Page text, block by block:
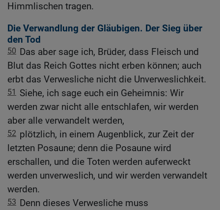
Himmlischen tragen.
Die Verwandlung der Gläubigen. Der Sieg über
den Tod
50 Das aber sage ich, Brüder, dass Fleisch und
Blut das Reich Gottes nicht erben können; auch
erbt das Verwesliche nicht die Unverweslichkeit.
51 Siehe, ich sage euch ein Geheimnis: Wir
werden zwar nicht alle entschlafen, wir werden
aber alle verwandelt werden,
52 plötzlich, in einem Augenblick, zur Zeit der
letzten Posaune; denn die Posaune wird
erschallen, und die Toten werden auferweckt
werden unverweslich, und wir werden verwandelt
werden.
53 Denn dieses Verwesliche muss